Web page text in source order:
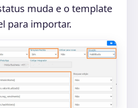
muda e o template
para importar.